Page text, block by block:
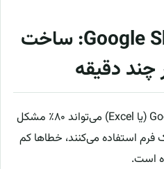
قالب آماده Google Sheets: ساخت
یک قالب ساده در Google Sheets (یا Excel) می‌تواند ۸۰٪ مشکل
فرم استفاده می‌کنند، خطاها کم